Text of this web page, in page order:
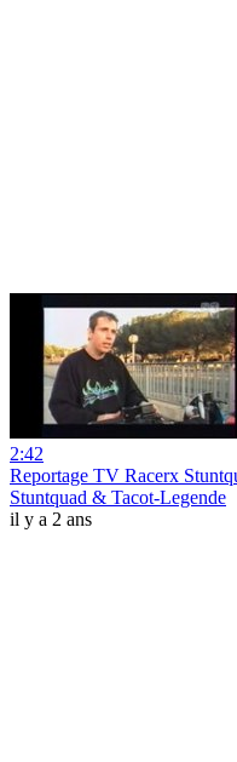
2:42
Reportage TV Racerx
Stuntquad & Tacot-Legende
il y a 2 ans